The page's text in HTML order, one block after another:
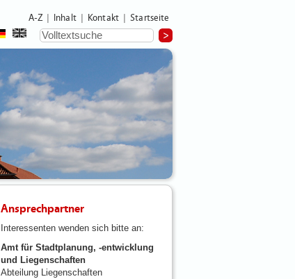
A-Z Inhalt Kontakt Startseite
Ansprechpartner
Interessenten wenden sich bitte an:
Amt für Stadtplanung, -entwicklung
und Liegenschaften
Abteilung Liegenschaften